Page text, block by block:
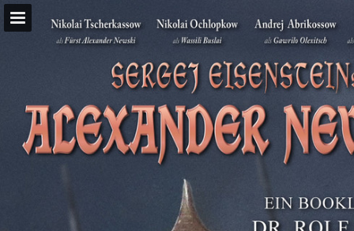
Seitenübersicht
PDF herunterladen
Suchen
Publikation melden